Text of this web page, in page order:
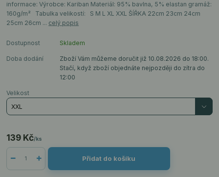
informace: Výrobce: Kariban Materiál: 95% bavlna, 5% elastan gramáž:
160g/m² Tabulka velikostí: S M L XL XXL ŠÍŘKA 22cm 23cm 24cm
25cm 26cm ... celý popis
Dostupnost Skladem
Doba dodání
Zboží Vám můžeme doručit již 10.08.2026 do 18:00.
Stačí, když zboží objednáte nejpozději do zítra do
12:00
Velikost
139 Kč/ks
Přidat do košíku